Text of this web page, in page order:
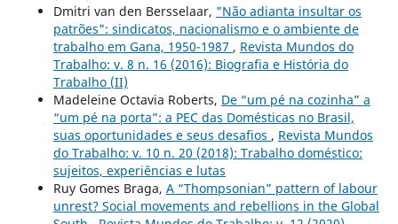
Dmitri van den Bersselaar, "Não adianta insultar os
patrões": sindicatos, nacionalismo e o ambiente de
trabalho em Gana, 1950-1987 , Revista Mundos do
Trabalho: v. 8 n. 16 (2016): Biografia e História do
Trabalho (II)
Madeleine Octavia Roberts, De “um pé na cozinha” a
“um pé na porta”: a PEC das Domésticas no Brasil,
suas oportunidades e seus desafios , Revista Mundos
do Trabalho: v. 10 n. 20 (2018): Trabalho doméstico:
sujeitos, experiências e lutas
Ruy Gomes Braga, A “Thompsonian” pattern of labour
unrest? Social movements and rebellions in the Global